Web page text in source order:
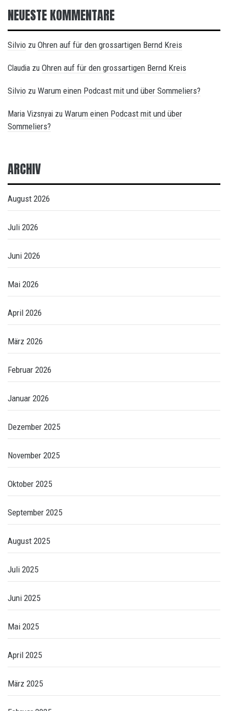
NEUESTE KOMMENTARE
Silvio zu Ohren auf für den grossartigen Bernd Kreis
Claudia zu Ohren auf für den grossartigen Bernd Kreis
Silvio zu Warum einen Podcast mit und über Sommeliers?
Maria Vizsnyai zu Warum einen Podcast mit und über
Sommeliers?
ARCHIV
August 2026
Juli 2026
Juni 2026
Mai 2026
April 2026
März 2026
Februar 2026
Januar 2026
Dezember 2025
November 2025
Oktober 2025
September 2025
August 2025
Juli 2025
Juni 2025
Mai 2025
April 2025
März 2025